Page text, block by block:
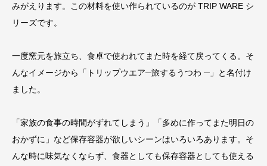
みがえります。この材料を使い作られているのが TRIP WARE シ
リーズです。
一度窯元を旅立ち、食卓で使われてまた時を経て戻ってくる。そ
んなイメージから「トリップウエア─旅するうつわ ─」と名付け
ました。
「家族の食事の時間がずれてしまう」「多めに作ってまた明日の
おかずに」など保存容器が欲しいシーンはいろいろあります。そ
んな時に味気なくならず、食器としても保存容器としても使える